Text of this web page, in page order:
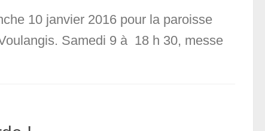
10 janvier 2016 pour la paroisse
Samedi 9 à 18 h 30, messe